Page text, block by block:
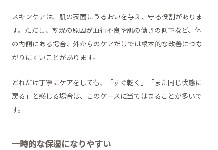
スキンケアは、肌の表面にうるおいを与え、守る役割がありま
す。ただし、乾燥の原因が血行不良や肌の働きの低下など、体
の内側にある場合、外からのケアだけでは根本的な改善につな
がりにくいことがあります。
どれだけ丁寧にケアをしても、「すぐ乾く」「また同じ状態に
戻る」と感じる場合は、このケースに当てはまることが多いで
す。
一時的な保湿になりやすい